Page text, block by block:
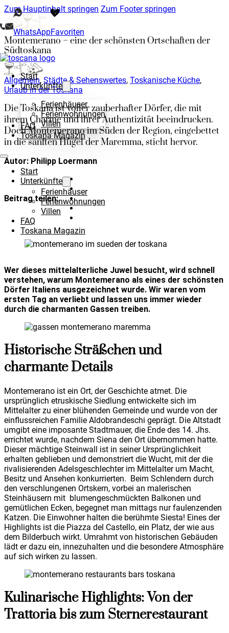
Zum Hauptinhalt springen Zum Footer springen
WhatsAppFavoriten
Start
Unterkünfte
Ferienhäuser
Ferienwohnungen
Villen
FAQ
Toskana Magazin
Start
Unterkünfte
Ferienhäuser
Ferienwohnungen
Villen
FAQ
Toskana Magazin
Montemerano – eine der schönsten Ortschaften der
Südtoskana
Allgemein, Städte & Sehenswertes, Toskanische Küche,
Urlaub in der Toskana
Die Toskana ist voller zauberhafter Dörfer, die mit
ihrem Charme und ihrer Authentizität beeindrucken.
Doch Montemerano im Süden der Region, eingebettet
in die sanften Hügel der Maremma, sticht hervor.
Autor: Philipp Loermann
Beitrag teilen:
Wer dieses mittelalterliche Juwel besucht, wird schnell
verstehen, warum Montemerano als eines der schönsten
Dörfer Italiens ausgezeichnet wurde. Wir waren vom
ersten Tag an verliebt und lassen uns immer wieder
durch die charmanten Gassen treiben.
Historische Sträßchen und
charmante Details
Montemerano ist ein Ort, der Geschichte atmet. Die
ursprünglich etruskische Siedlung entwickelte sich im
Mittelalter zu einer blühenden Gemeinde und wurde von der
einflussreichen Familie Aldobrandeschi geprägt. Die Altstadt
umgibt eine imposante Stadtmauer, die Ende des 14. Jhs.
errichtet wurde, nachdem Siena den Ort übernommen hatte.
Dieser mächtige Steinwall ist in seiner Ursprünglichkeit
erhalten geblieben und demonstriert die Wucht, mit der die
rivalisierenden Adelsgeschlechter im Mittelalter um Macht,
Besitz und Ansehen konkurrierten. Beim Schlendern durch
den verschlungenen Ortskern, vorbei an malerischen
Steinhäusern mit blumengeschmückten Balkonen und
gemütlichen Ecken, begegnet man mittags nur faulenzenden
Katzen. Die Einwohner halten die berühmte Siesta! Eines der
Highlights ist die Piazza del Castello, ein Platz, der wie aus
dem Bilderbuch wirkt. Umrahmt von historischen Gebäuden
lädt er dazu ein, innezuhalten und die besondere Atmosphäre
auf sich wirken zu lassen.
Kulinarische Highlights: Von der
Trattoria bis zum Sternerestaurant